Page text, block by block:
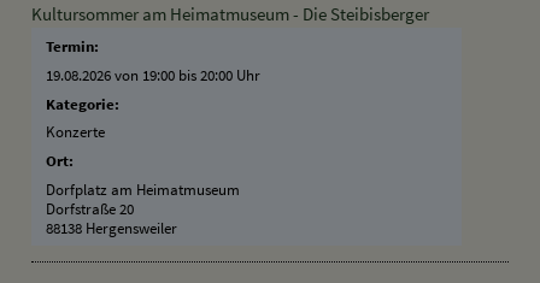
Kultursommer am Heimatmuseum - Die Steibisberger
Termin:
19.08.2026 von 19:00 bis 20:00 Uhr
Kategorie:
Konzerte
Ort:
Dorfplatz am Heimatmuseum
Dorfstraße 20
88138 Hergensweiler